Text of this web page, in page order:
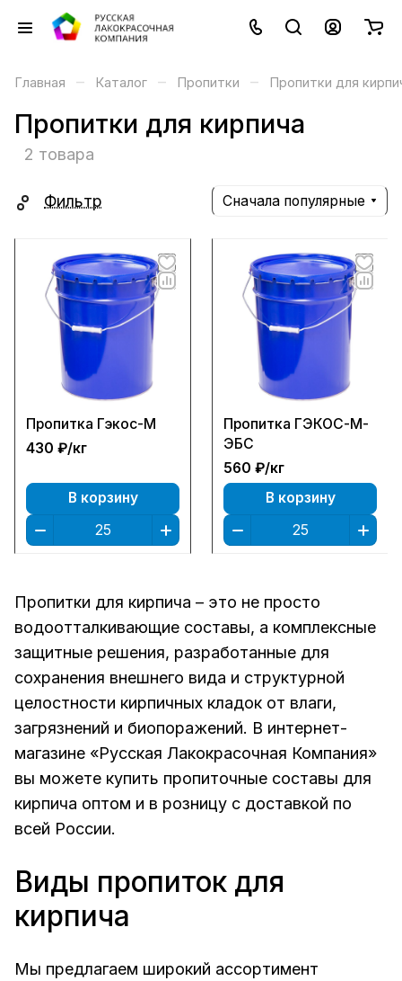
Главная – Каталог – Пропитки – Пропитки для
Пропитки для кирпича
2 товара
Фильтр Сначала популярные
Пропитка Гэкос-М
430 ₽/кг
В корзину
Пропитка ГЭКОС-М-
ЭБС
560 ₽/кг
В корзину
Пропитки для кирпича – это не просто
водоотталкивающие составы, а комплексные
защитные решения, разработанные для
сохранения внешнего вида и структурной
целостности кирпичных кладок от влаги,
загрязнений и биопоражений. В интернет-
магазине «Русская Лакокрасочная Компания»
вы можете купить пропиточные составы для
кирпича оптом и в розницу с доставкой по
всей России.
Виды пропиток для
кирпича
Мы предлагаем широкий ассортимент